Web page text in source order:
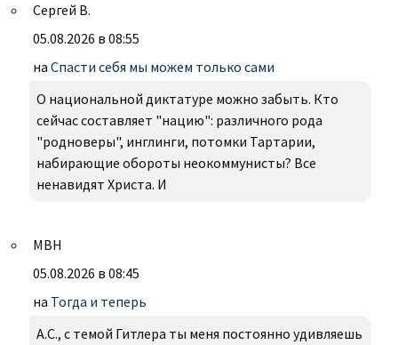
Сергей В.
05.08.2026 в 08:55
на Спасти себя мы можем только сами
О национальной диктатуре можно забыть. Кто
сейчас составляет "нацию": различного рода
"родноверы", инглинги, потомки Тартарии,
набирающие обороты неокоммунисты? Все
ненавидят Христа. И
МВН
05.08.2026 в 08:45
на Тогда и теперь
А.С., с темой Гитлера ты меня постоянно удивляешь